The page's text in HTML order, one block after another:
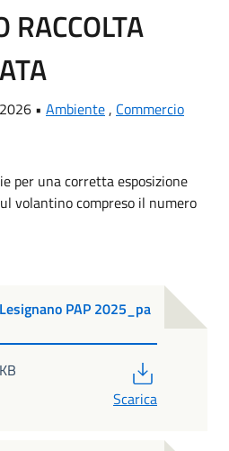
RACCOLTA
• Ambiente , Commercio
per una corretta esposizione
volantino compreso il numero
PAP 2025_pa
Scarica